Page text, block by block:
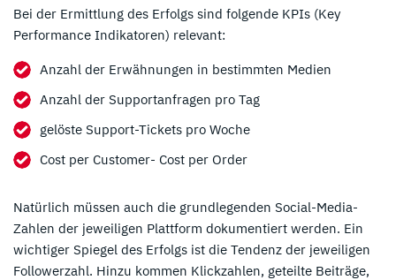
Bei der Ermittlung des Erfolgs sind folgende KPIs (Key
Performance Indikatoren) relevant:
Anzahl der Erwähnungen in bestimmten Medien
Anzahl der Supportanfragen pro Tag
gelöste Support-Tickets pro Woche
Cost per Customer- Cost per Order
Natürlich müssen auch die grundlegenden Social-Media-
Zahlen der jeweiligen Plattform dokumentiert werden. Ein
wichtiger Spiegel des Erfolgs ist die Tendenz der jeweiligen
Followerzahl. Hinzu kommen Klickzahlen, geteilte Beiträge,